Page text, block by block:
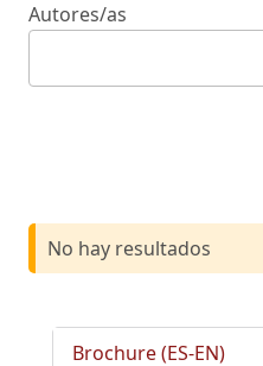
Autores/as
No hay resultados
Brochure (ES-EN)